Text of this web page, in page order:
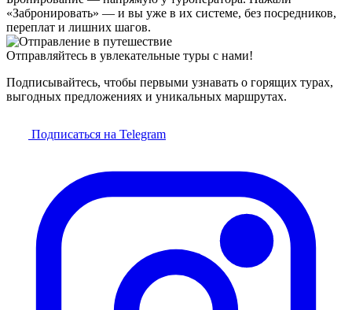
«Забронировать» — и вы уже в их системе, без посредников,
переплат и лишних шагов.
Отправляйтесь в увлекательные туры с нами!
Подписывайтесь, чтобы первыми узнавать о горящих турах,
выгодных предложениях и уникальных маршрутах.
Подписаться на Telegram